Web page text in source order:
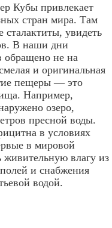
Кубы привлекает
стран мира. Там
увидеть
В наши дни
обращено не на
и оригинальная
пещеры — это
Например,
озеро,
пресной воды.
в условиях
в мировой
живительную влагу из
и снабжения
водой.